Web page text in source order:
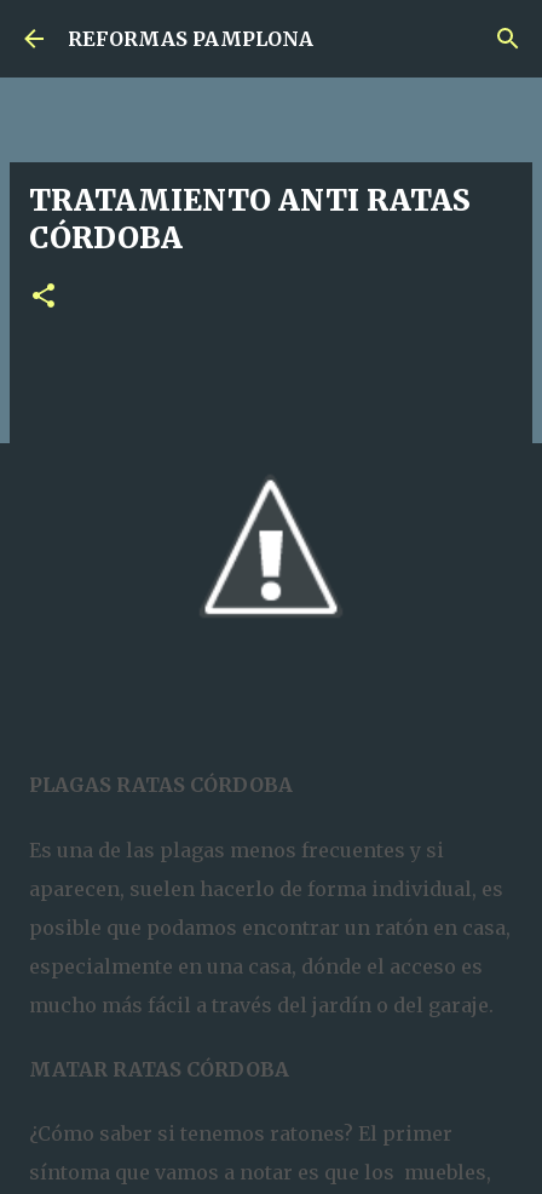
Ir al contenido principal
REFORMAS PAMPLONA
TRATAMIENTO ANTI RATAS
CÓRDOBA
PLAGAS RATAS CÓRDOBA
Es una de las plagas menos frecuentes y si
aparecen, suelen hacerlo de forma individual, es
posible que podamos encontrar un ratón en casa,
especialmente en una casa, dónde el acceso es
mucho más fácil a través del jardín o del garaje.
MATAR RATAS CÓRDOBA
¿Cómo saber si tenemos ratones? El primer
síntoma que vamos a notar es que los muebles,